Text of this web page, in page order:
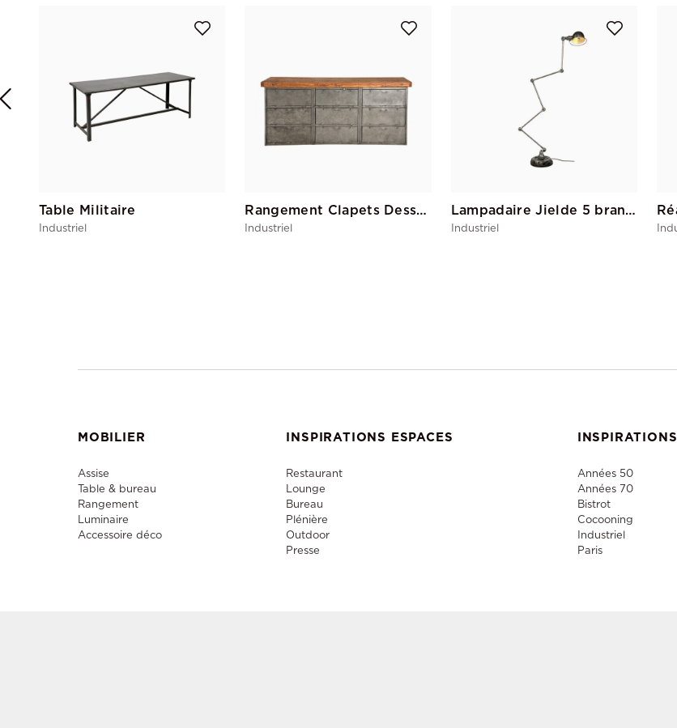
Table Militaire
Industriel
Rangement Clapets Dessus Bois
Industriel
Lampadaire Jielde 5 branches
Industriel
MOBILIER
Assise
Table & bureau
Rangement
Luminaire
Accessoire déco
INSPIRATIONS ESPACES
Restaurant
Lounge
Bureau
Plénière
Outdoor
Presse
Années 50
Années 70
Bistrot
Cocooning
Industriel
Paris